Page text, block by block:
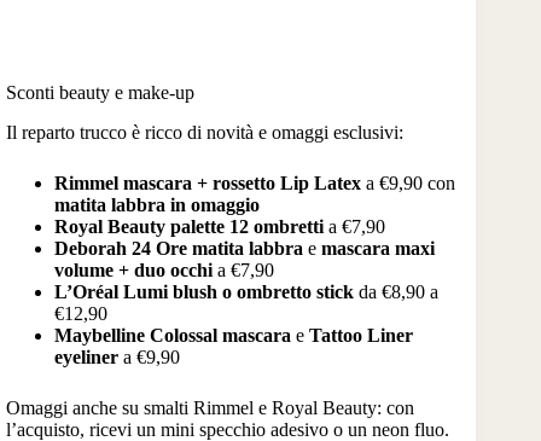
Sconti beauty e make-up
Il reparto trucco è ricco di novità e omaggi esclusivi:
Rimmel mascara + rossetto Lip Latex a €9,90 con
matita labbra in omaggio
Royal Beauty palette 12 ombretti a €7,90
Deborah 24 Ore matita labbra e mascara maxi
volume + duo occhi a €7,90
L’Oréal Lumi blush o ombretto stick da €8,90 a
€12,90
Maybelline Colossal mascara e Tattoo Liner
eyeliner a €9,90
Omaggi anche su smalti Rimmel e Royal Beauty: con
l’acquisto, ricevi un mini specchio adesivo o un neon fluo.